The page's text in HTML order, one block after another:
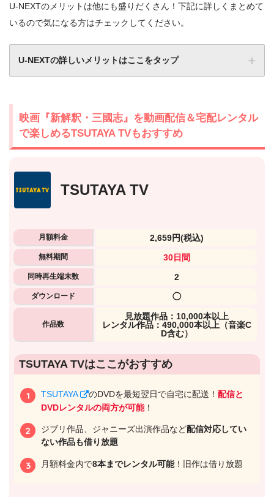
U-NEXTのメリットは他にも盛りだくさん！下記に詳しくまとめて
いるので気になる方はチェックしてください。
U-NEXTの詳しいメリットはここをタップ
出典: U-NEXTヘルプセンター
映画『新解釈・三國志』を動画配信＆宅配レンタル
で楽しめるTSUTAYA TVもおすすめ
TSUTAYA TV
月額料金 2,659円(税込)
無料期間 30日間
同時再生端末数 2
ダウンロード ◯
作品数
⾒放題作品：10,000本以上
レンタル作品：490,000本以上（音楽C
D含む）
TSUTAYA TVはここがおすすめ
TSUTAYA のDVDを最短翌日で自宅に配送！配信と
DVDレンタルの両方が可能！
ジブリ作品、ジャニーズ出演作品など配信対応してい
ない作品も借り放題
月額料金内で8本までレンタル可能！旧作は借り放題